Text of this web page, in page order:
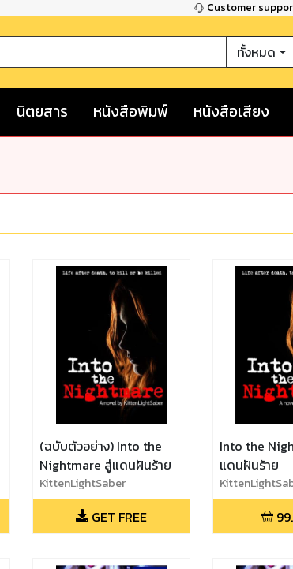
Customer
ทั้งหมด
นิตยสาร หนังสือพิมพ์ หนังสือเสียง
(ฉบับตัวอย่าง) Into the
Nightmare สู่แดนฝันร้าย
KittenLightSaber
GET FREE
Into the
แดนฝันร้าย